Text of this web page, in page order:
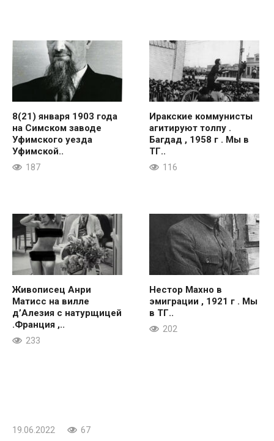
8(21) января 1903 года
на Симском заводе
Уфимского уезда
Уфимской..
187
Иракские коммунисты
агитируют толпу .
Багдад , 1958 г . Мы в
ТГ..
116
Живописец Анри
Матисс на вилле
д’Алезия с натурщицей
.Франция ,..
233
Нестор Махно в
эмиграции , 1921 г . Мы
в ТГ..
202
19.06.2022 67